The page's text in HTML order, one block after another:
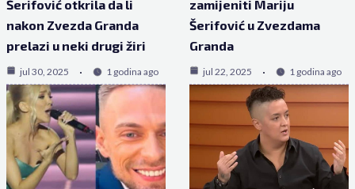
Šerifović otkrila da li
nakon Zvezda Granda
prelazi u neki drugi žiri
jul 30, 2025 1 godina ago
zamijeniti Mariju
Šerifović u Zvezdama
Granda
jul 22, 2025 1 godina ago